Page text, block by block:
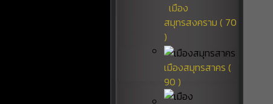
เมือง
สมุทรสงคราม ( 70
)
เมืองสมุทรสาคร (
90 )